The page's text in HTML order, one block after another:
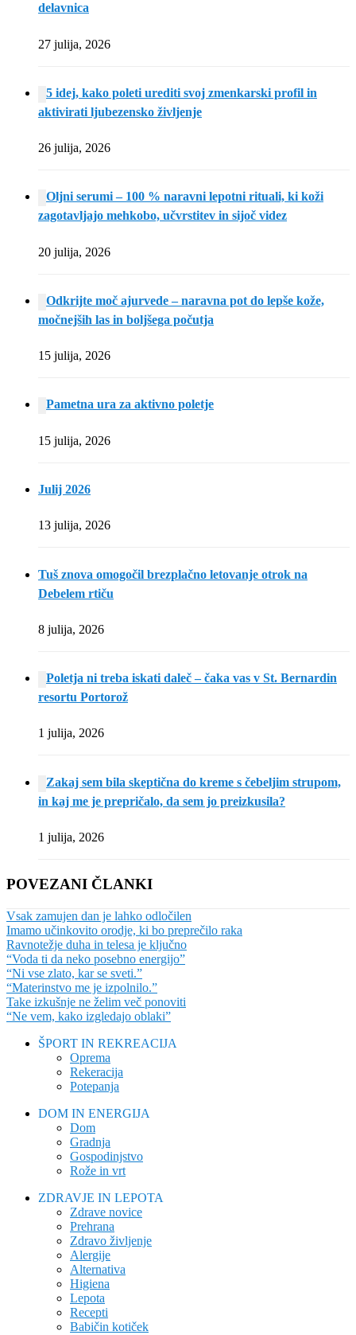
delavnica
27 julija, 2026
5 idej, kako poleti urediti svoj zmenkarski profil in
aktivirati ljubezensko življenje
26 julija, 2026
Oljni serumi – 100 % naravni lepotni rituali, ki koži
zagotavljajo mehkobo, učvrstitev in sijoč videz
20 julija, 2026
Odkrijte moč ajurvede – naravna pot do lepše kože,
močnejših las in boljšega počutja
15 julija, 2026
Pametna ura za aktivno poletje
15 julija, 2026
Julij 2026
13 julija, 2026
Tuš znova omogočil brezplačno letovanje otrok na
Debelem rtiču
8 julija, 2026
Poletja ni treba iskati daleč – čaka vas v St. Bernardin
resortu Portorož
1 julija, 2026
Zakaj sem bila skeptična do kreme s čebeljim strupom,
in kaj me je prepričalo, da sem jo preizkusila?
1 julija, 2026
POVEZANI ČLANKI
Vsak zamujen dan je lahko odločilen
Imamo učinkovito orodje, ki bo preprečilo raka
Ravnotežje duha in telesa je ključno
“Voda ti da neko posebno energijo”
“Ni vse zlato, kar se sveti.”
“Materinstvo me je izpolnilo.”
Take izkušnje ne želim več ponoviti
“Ne vem, kako izgledajo oblaki”
ŠPORT IN REKREACIJA
Oprema
Rekeracija
Potepanja
DOM IN ENERGIJA
Dom
Gradnja
Gospodinjstvo
Rože in vrt
ZDRAVJE IN LEPOTA
Zdrave novice
Prehrana
Zdravo življenje
Alergije
Alternativa
Higiena
Lepota
Recepti
Babičin kotiček